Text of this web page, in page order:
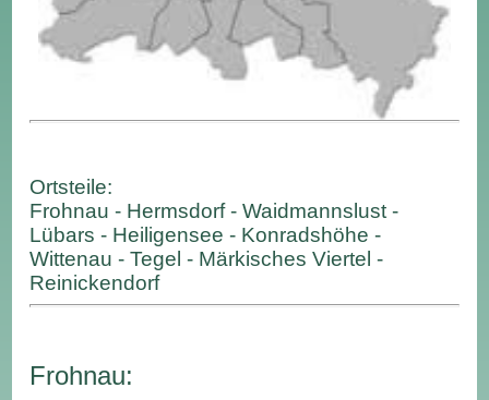
Ortsteile:
Frohnau - Hermsdorf - Waidmannslust -
Lübars - Heiligensee - Konradshöhe -
Wittenau - Tegel - Märkisches Viertel -
Reinickendorf
Frohnau: